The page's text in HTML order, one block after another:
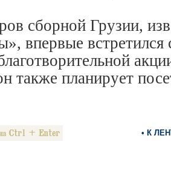
сборной Грузии,
впервые встретился
также планирует
• К